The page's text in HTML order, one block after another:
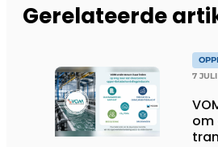
Gerelateerde
7
om